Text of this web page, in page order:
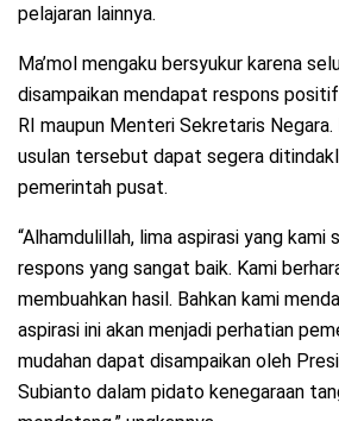
pelajaran lainnya.
Ma’mol mengaku bersyukur karena
disampaikan mendapat respons
RI maupun Menteri Sekretaris
usulan tersebut dapat segera
pemerintah pusat.
“Alhamdulillah, lima aspirasi yang kami
respons yang sangat baik. Kami
membuahkan hasil. Bahkan kami
aspirasi ini akan menjadi perhatian
mudahan dapat disampaikan oleh
Subianto dalam pidato kenegaraan